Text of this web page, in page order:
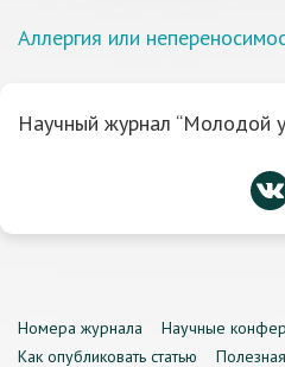
Аллергия или
Научный журнал “Молодой
Номера журнала Научные
Как опубликовать статью